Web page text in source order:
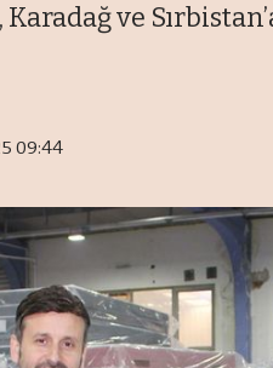
Karadağ ve
09:44